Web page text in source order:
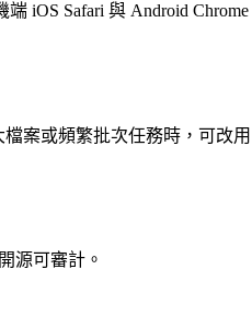
iOS Safari 與 Android
案或頻繁批次任務時，可改用
源可審計。